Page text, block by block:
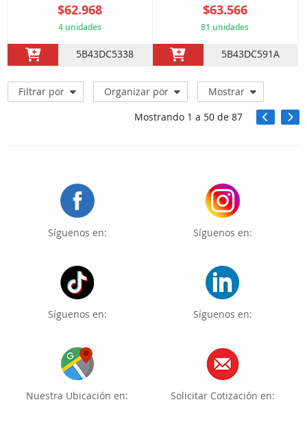
$62.968
4 unidades
5B43DC5338
$63.566
81 unidades
5B43DC591A
Filtrar por Organizar por
Mostrar
Mostrando 1 a 50de 87
Síguenos en: Síguenos en:
Síguenos en: Síguenos en:
Nuestra Ubicación en: Solicitar Cotización en: